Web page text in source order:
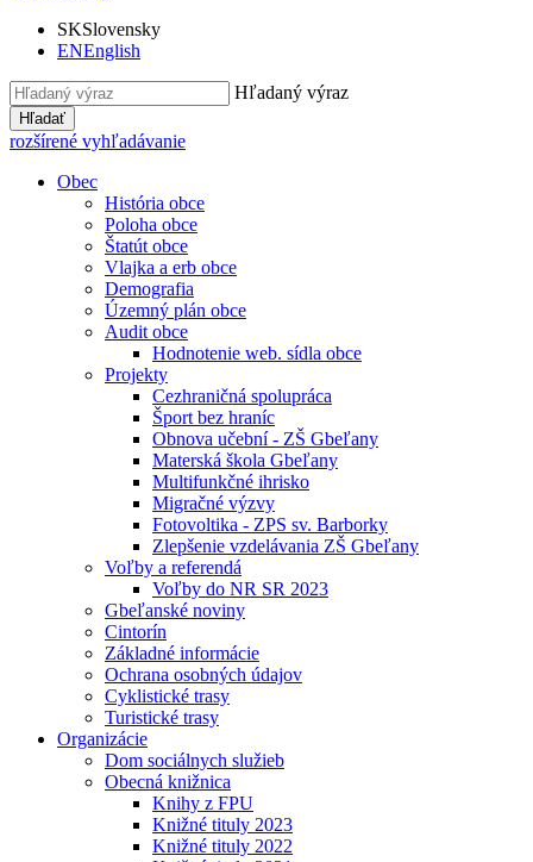
SKSlovensky
ENEnglish
Hľadaný výraz
Hľadať
rozšírené vyhľadávanie
Obec
História obce
Poloha obce
Štatút obce
Vlajka a erb obce
Demografia
Územný plán obce
Audit obce
Hodnotenie web. sídla obce
Projekty
Cezhraničná spolupráca
Šport bez hraníc
Obnova učební - ZŠ Gbeľany
Materská škola Gbeľany
Multifunkčné ihrisko
Migračné výzvy
Fotovoltika - ZPS sv. Barborky
Zlepšenie vzdelávania ZŠ Gbeľany
Voľby a referendá
Voľby do NR SR 2023
Gbeľanské noviny
Cintorín
Základné informácie
Ochrana osobných údajov
Cyklistické trasy
Turistické trasy
Organizácie
Dom sociálnych služieb
Obecná knižnica
Knihy z FPU
Knižné tituly 2023
Knižné tituly 2022